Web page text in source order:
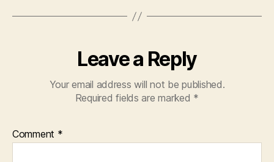
Leave a Reply
Your email address will not be published.
Required fields are marked *
Comment *